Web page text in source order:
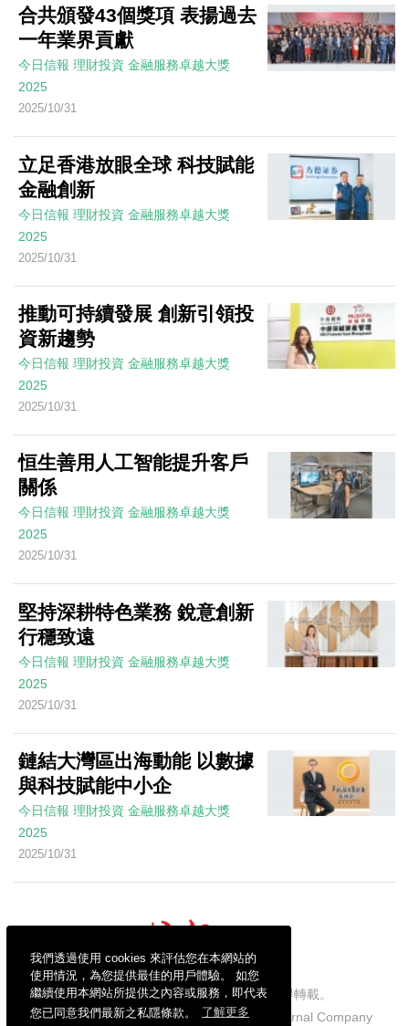
我們透過使用 cookies 來評估您在本網站的
使用情況，為您提供最佳的用戶體驗。 如您
繼續使用本網站所提供之內容或服務，即代表
您已同意我們最新之私隱條款。
了解更多
合共頒發43個獎項 表揚過去
一年業界貢獻
今日信報 理財投資 金融服務卓越大獎
2025
2025/10/31
立足香港放眼全球 科技賦能
金融創新
今日信報 理財投資 金融服務卓越大獎
2025
2025/10/31
推動可持續發展 創新引領投
資新趨勢
今日信報 理財投資 金融服務卓越大獎
2025
2025/10/31
恒生善用人工智能提升客戶
關係
今日信報 理財投資 金融服務卓越大獎
2025
2025/10/31
堅持深耕特色業務 銳意創新
行穩致遠
今日信報 理財投資 金融服務卓越大獎
2025
2025/10/31
鏈結大灣區出海動能 以數據
與科技賦能中小企
今日信報 理財投資 金融服務卓越大獎
2025
2025/10/31
信報財經新聞有限公司版權所有，不得轉載。
Copyright © 2026 Hong Kong Economic Journal Company